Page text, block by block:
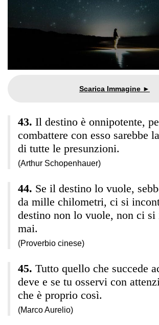
Il destino è onnipotente,
combattere con esso sarebbe
di tutte le presunzioni.
(Arthur Schopenhauer)
Se il destino lo vuole,
da mille chilometri, ci si
destino non lo vuole, non ci si
mai.
(Proverbio cinese)
Tutto quello che succede
deve e se tu osservi con
che è proprio così.
(Marco Aurelio)